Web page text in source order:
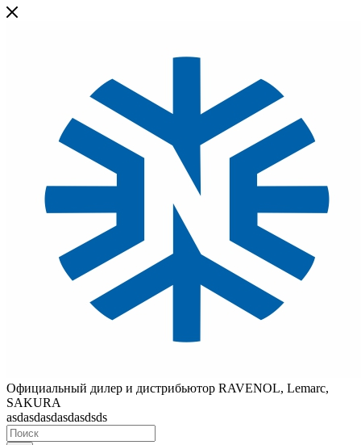
Официальный дилер и дистрибьютор RAVENOL, Lemarc,
SAKURA
asdasdasdasdasdsds